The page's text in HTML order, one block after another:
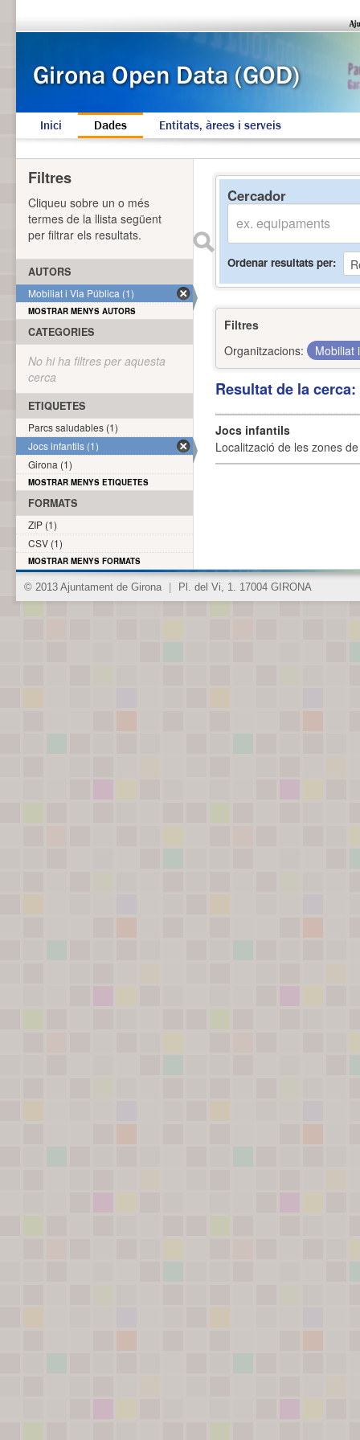
Inici Dades Entitats, àrees i serveis
Cercador
Ordenar resultats per
Filtres
Organitzacions:
Mobiliat
Resultat de la
Jocs infantils
Localització de les zones
Filtres
Cliqueu sobre un o més
termes de la llista següent
per filtrar els resultats.
AUTORS
Mobiliat i Via Pública (1)
MOSTRAR MENYS AUTORS
CATEGORIES
No hi ha filtres per aquesta
cerca
ETIQUETES
Parcs saludables (1)
Jocs infantils (1)
Girona (1)
MOSTRAR MENYS ETIQUETES
FORMATS
ZIP (1)
CSV (1)
MOSTRAR MENYS FORMATS
© 2013 Ajuntament de Girona Pl. del Vi, 1. 17004 GIRONA